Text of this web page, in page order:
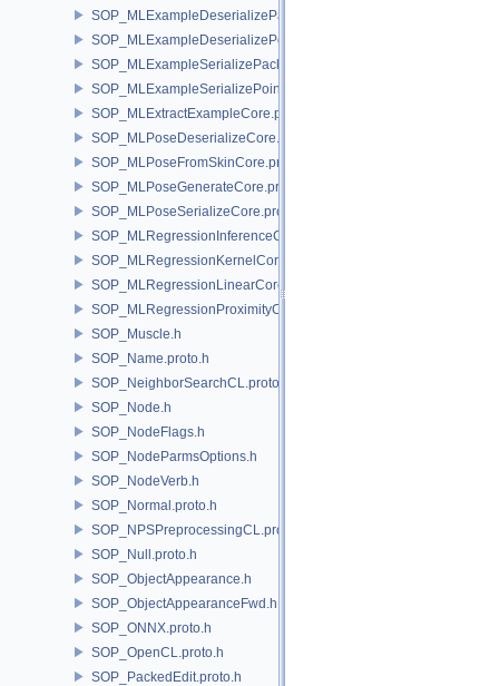
SOP_MLExampleDeserializePacked.proto.h
SOP_MLExampleDeserializePoint.proto.h
SOP_MLExampleSerializePacked.proto.h
SOP_MLExampleSerializePoint.proto.h
SOP_MLExtractExampleCore.proto.h
SOP_MLPoseDeserializeCore.proto.h
SOP_MLPoseFromSkinCore.proto.h
SOP_MLPoseGenerateCore.proto.h
SOP_MLPoseSerializeCore.proto.h
SOP_MLRegressionInferenceCore.proto.h
SOP_MLRegressionKernelCore.proto.h
SOP_MLRegressionLinearCore.proto.h
SOP_MLRegressionProximityCore.proto.h
SOP_Muscle.h
SOP_Name.proto.h
SOP_NeighborSearchCL.proto.h
SOP_Node.h
SOP_NodeFlags.h
SOP_NodeParmsOptions.h
SOP_NodeVerb.h
SOP_Normal.proto.h
SOP_NPSPreprocessingCL.proto.h
SOP_Null.proto.h
SOP_ObjectAppearance.h
SOP_ObjectAppearanceFwd.h
SOP_ONNX.proto.h
SOP_OpenCL.proto.h
SOP_PackedEdit.proto.h